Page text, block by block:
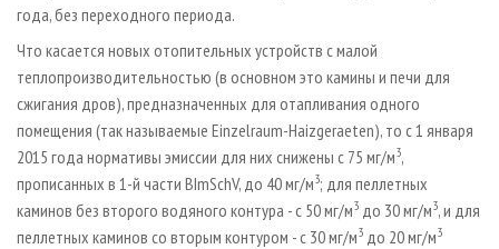
года, без переходного периода.
Что касается новых отопительных устройств с малой
теплопроизводительностью (в основном это камины и печи для
сжигания дров), предназначенных для отапливания одного
помещения (так называемые Einzelraum-Haizgeraeten), то с 1 января
2015 года нормативы эмиссии для них снижены с 75 мг/м3,
прописанных в 1-й части BImSchV, до 40 мг/м3; для пеллетных
каминов без второго водяного контура - с 50 мг/м3 до 30 мг/м3, и для
пеллетных каминов со вторым контуром - с 30 мг/м3 до 20 мг/м3